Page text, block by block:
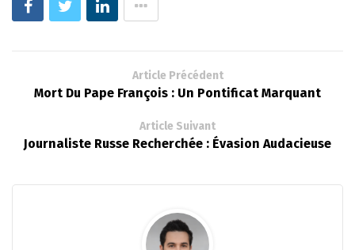
Article Précédent
Mort Du Pape François : Un Pontificat Marquant
Article Suivant
Journaliste Russe Recherchée : Évasion Audacieuse